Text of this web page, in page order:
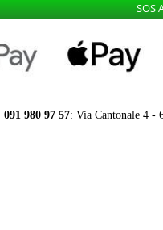
SOS
091 980 97 57: Via Cantonale 4 -